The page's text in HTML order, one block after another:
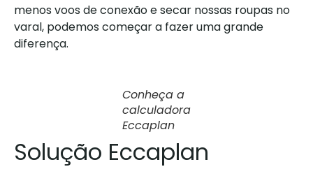
menos voos de conexão e secar nossas roupas no
varal, podemos começar a fazer uma grande
diferença.
Conheça a
calculadora
Eccaplan
Solução Eccaplan